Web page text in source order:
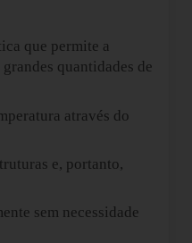
que permite a
quantidades de
através do
e, portanto,
sem necessidade